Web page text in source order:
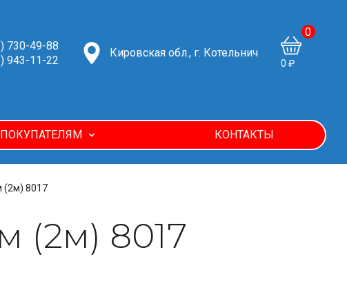
ПОКУПАТЕЛЯМ КОНТАКТЫ
730-49-88
943-11-22
Кировская обл., г. Котельнич
0 ₽
0
(2м) 8017
(2м) 8017